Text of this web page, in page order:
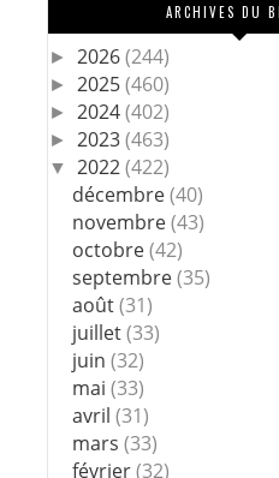
ARCHIVES DU
► 2026(244)
► 2025(460)
► 2024(402)
► 2023(463)
▼ 2022(422)
décembre(40)
novembre(43)
octobre(42)
septembre(35)
août(31)
juillet(33)
juin (32)
mai (33)
avril (31)
mars (33)
février(32)